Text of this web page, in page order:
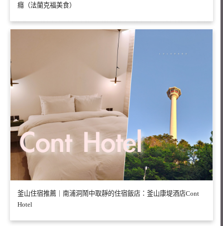
癮（法蘭克福美食）
釜山住宿推薦｜南浦洞鬧中取靜的住宿飯店：釜山康堤酒店Cont
Hotel